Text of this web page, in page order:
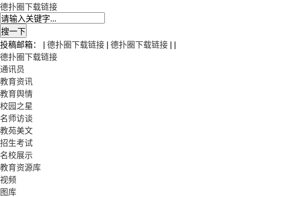
德扑圈下载链接
投稿邮箱： | 德扑圈下载链接 德扑圈下载链接
德扑圈下载链接
通讯员
教育资讯
教育舆情
校园之星
名师访谈
教苑美文
招生考试
名校展示
教育资源库
视频
图库